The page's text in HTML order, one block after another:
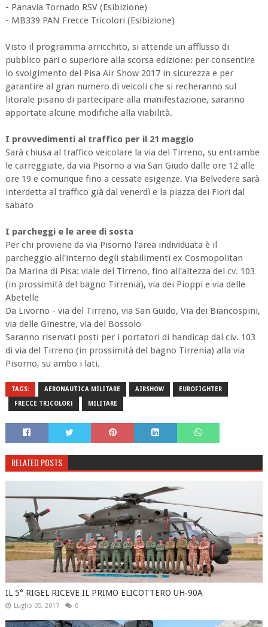
- Panavia Tornado RSV (Esibizione)
- MB339 PAN Frecce Tricolori (Esibizione)
Visto il programma arricchito, si attende un afflusso di
pubblico pari o superiore alla scorsa edizione: per consentire
lo svolgimento del Pisa Air Show 2017 in sicurezza e per
garantire al gran numero di veicoli che si recheranno sul
litorale pisano di partecipare alla manifestazione, saranno
apportate alcune modifiche alla viabilità.
I provvedimenti al traffico per il 21 maggio
Sarà chiusa al traffico veicolare la via del Tirreno, su entrambe
le carreggiate, da via Pisorno a via San Giudo dalle ore 12 alle
ore 19 e comunque fino a cessate esigenze. Via Belvedere sarà
interdetta al traffico già dal venerdì e la piazza dei Fiori dal
sabato
I parcheggi e le aree di sosta
Per chi proviene da via Pisorno l'area individuata è il
parcheggio all'interno degli stabilimenti ex Cosmopolitan
Da Marina di Pisa: viale del Tirreno, fino all'altezza del cv. 103
(in prossimità del bagno Tirrenia), via dei Pioppi e via delle
Abetelle
Da Livorno - via del Tirreno, via San Guido, Via dei Biancospini,
via delle Ginestre, via del Bossolo
Saranno riservati posti per i portatori di handicap dal civ. 103
di via del Tirreno (in prossimità del bagno Tirrenia) alla via
Pisorno, su ambo i lati.
TAGS: AERONAUTICA MILITARE AIRSHOW EUROFIGHTER
FRECCE TRICOLORI MILITARE
RELATED POSTS
IL 5° RIGEL RICEVE IL PRIMO ELICOTTERO UH-90A
Luglio 05, 2017 0